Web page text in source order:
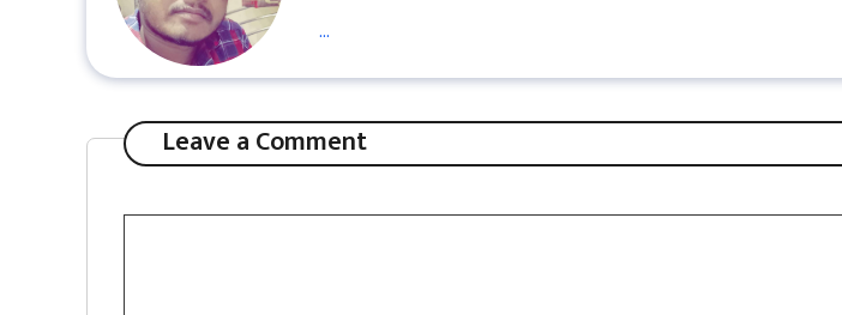
...
Leave a Comment
Comment